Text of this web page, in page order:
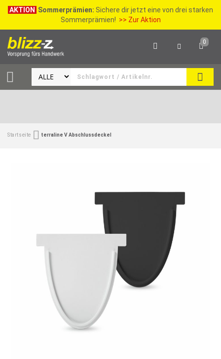
AKTION Sommerprämien: Sichere dir jetzt eine von drei starken
Sommerprämien! >> Zur Aktion
0
Startseite terraline V Abschlussdeckel